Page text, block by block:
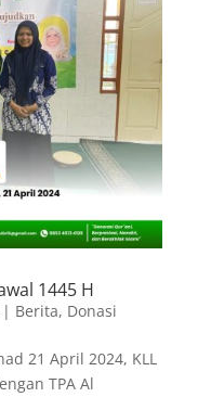
1445 H
Berita, Donasi
21 April 2024, KLL
TPA Al